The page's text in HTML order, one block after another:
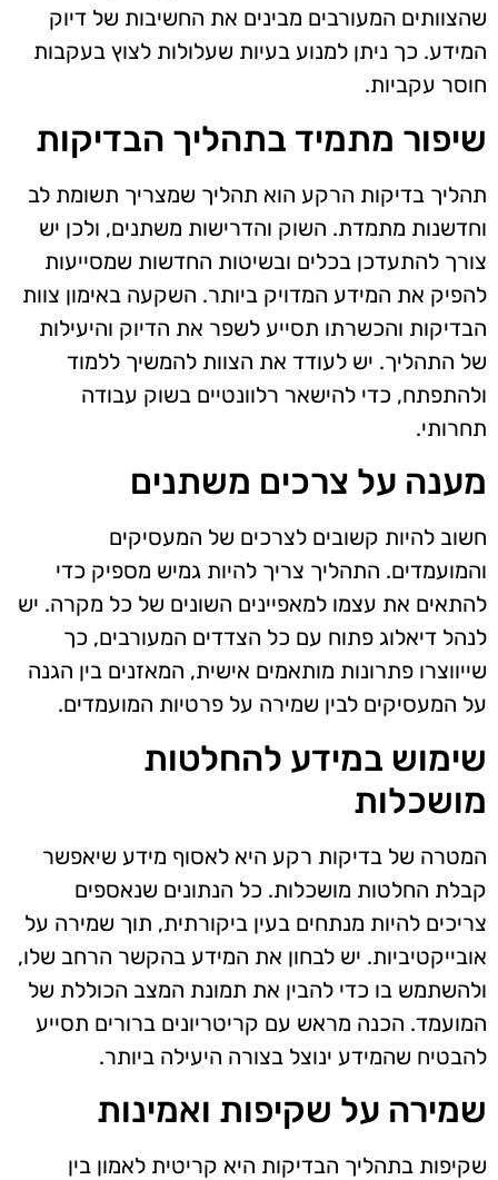
שהצוותים המעורבים מבינים את החשיבות של דיוק
המידע. כך ניתן למנוע בעיות שעלולות לצוץ בעקבות
חוסר עקביות.
שיפור מתמיד בתהליך הבדיקות
תהליך בדיקות הרקע הוא תהליך שמצריך תשומת לב
וחדשנות מתמדת. השוק והדרישות משתנים, ולכן יש
צורך להתעדכן בכלים ובשיטות החדשות שמסייעות
להפיק את המידע המדויק ביותר. השקעה באימון צוות
הבדיקות והכשרתו תסייע לשפר את הדיוק והיעילות
של התהליך. יש לעודד את הצוות להמשיך ללמוד
ולהתפתח, כדי להישאר רלוונטיים בשוק עבודה
תחרותי.
מענה על צרכים משתנים
חשוב להיות קשובים לצרכים של המעסיקים
והמועמדים. התהליך צריך להיות גמיש מספיק כדי
להתאים את עצמו למאפיינים השונים של כל מקרה. יש
לנהל דיאלוג פתוח עם כל הצדדים המעורבים, כך
שייווצרו פתרונות מותאמים אישית, המאזנים בין הגנה
על המעסיקים לבין שמירה על פרטיות המועמדים.
שימוש במידע להחלטות
מושכלות
המטרה של בדיקות רקע היא לאסוף מידע שיאפשר
קבלת החלטות מושכלות. כל הנתונים שנאספים
צריכים להיות מנתחים בעין ביקורתית, תוך שמירה על
אובייקטיביות. יש לבחון את המידע בהקשר הרחב שלו,
ולהשתמש בו כדי להבין את תמונת המצב הכוללת של
המועמד. הכנה מראש עם קריטריונים ברורים תסייע
להבטיח שהמידע ינוצל בצורה היעילה ביותר.
שמירה על שקיפות ואמינות
שקיפות בתהליך הבדיקות היא קריטית לאמון בין